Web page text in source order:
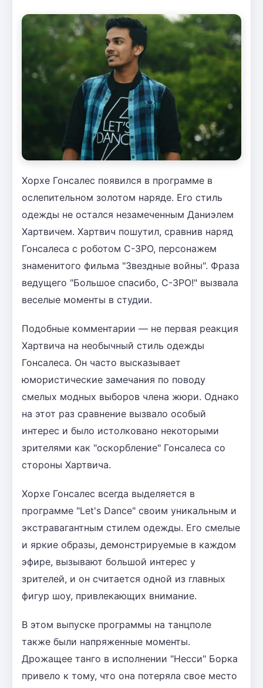
Хорхе Гонсалес появился в программе в
ослепительном золотом наряде. Его стиль
одежды не остался незамеченным Даниэлем
Хартвичем. Хартвич пошутил, сравнив наряд
Гонсалеса с роботом C-3PO, персонажем
знаменитого фильма "Звездные войны". Фраза
ведущего "Большое спасибо, C-3PO!" вызвала
веселые моменты в студии.
Подобные комментарии — не первая реакция
Хартвича на необычный стиль одежды
Гонсалеса. Он часто высказывает
юмористические замечания по поводу
смелых модных выборов члена жюри. Однако
на этот раз сравнение вызвало особый
интерес и было истолковано некоторыми
зрителями как "оскорбление" Гонсалеса со
стороны Хартвича.
Хорхе Гонсалес всегда выделяется в
программе "Let's Dance" своим уникальным и
экстравагантным стилем одежды. Его смелые
и яркие образы, демонстрируемые в каждом
эфире, вызывают большой интерес у
зрителей, и он считается одной из главных
фигур шоу, привлекающих внимание.
В этом выпуске программы на танцполе
также были напряженные моменты.
Дрожащее танго в исполнении "Несси" Борка
привело к тому, что она потеряла свое место